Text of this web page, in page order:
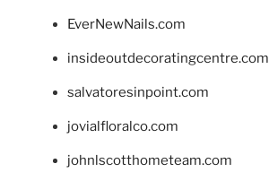
EverNewNails.com
insideoutdecoratingcentre.com
salvatoresinpoint.com
jovialfloralco.com
johnlscotthometeam.com